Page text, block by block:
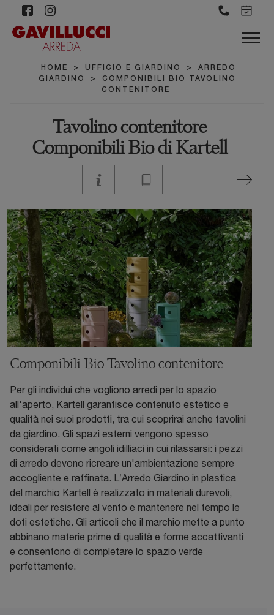
HOME > UFFICIO E GIARDINO >
ARREDO
GIARDINO
>
COMPONIBILI BIO TAVOLINO
CONTENITORE
Tavolino contenitore
Componibili Bio di Kartell
Componibili Bio Tavolino contenitore
Per gli individui che vogliono arredi per lo spazio
all'aperto, Kartell garantisce contenuto estetico e
qualità nei suoi prodotti, tra cui scoprirai anche tavolini
da giardino. Gli spazi esterni vengono spesso
considerati come angoli idilliaci in cui rilassarsi: i pezzi
di arredo devono ricreare un'ambientazione sempre
accogliente e raffinata. L’Arredo Giardino in plastica
del marchio Kartell è realizzato in materiali durevoli,
ideali per resistere al vento e mantenere nel tempo le
doti estetiche. Gli articoli che il marchio mette a punto
abbinano materie prime di qualità e forme accattivanti
e consentono di completare lo spazio verde
perfettamente.